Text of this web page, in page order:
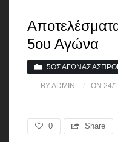
5ου Αγώνα
5ΟΣ ΑΓΏΝΑΣ
BY ADMIN ON 24/
0 Share